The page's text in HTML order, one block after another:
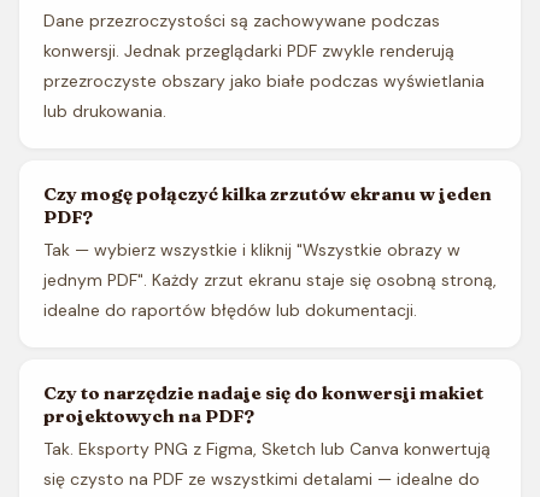
Dane przezroczystości są zachowywane podczas
konwersji. Jednak przeglądarki PDF zwykle renderują
przezroczyste obszary jako białe podczas wyświetlania
lub drukowania.
Czy mogę połączyć kilka zrzutów ekranu w jeden
PDF?
Tak — wybierz wszystkie i kliknij "Wszystkie obrazy w
jednym PDF". Każdy zrzut ekranu staje się osobną stroną,
idealne do raportów błędów lub dokumentacji.
Czy to narzędzie nadaje się do konwersji makiet
projektowych na PDF?
Tak. Eksporty PNG z Figma, Sketch lub Canva konwertują
się czysto na PDF ze wszystkimi detalami — idealne do